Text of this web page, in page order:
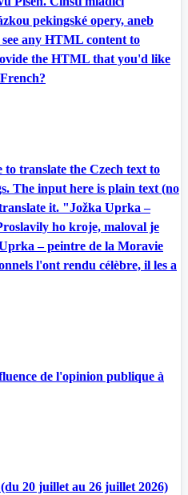
pekingské opery, aneb
any HTML content to
the HTML that you'd like
translate the Czech text to
The input here is plain text (no
it. "Jožka Uprka –
ho kroje, maloval je
– peintre de la Moravie
l'ont rendu célèbre, il les a
de l'opinion publique à
(du 20 juillet au 26 juillet 2026)